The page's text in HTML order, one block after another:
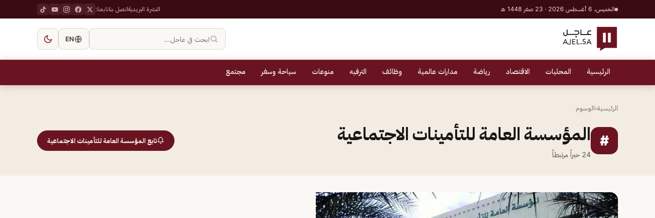
الخميس، 6 أغسطس 2026 · 23 صفر 1448 هـ النشرة البريديةاتصل بناتابعنا:
ابحث في عاجل… EN
الرئيسية المحليات الاقتصاد رياضة مدارات عالمية وظائف الترفيه منوعات سياحة وسفر مجتمع
الرئيسية‹الوسوم
# المؤسسة العامة للتأمينات الاجتماعية
24 خبراً مرتبطاً
تابع المؤسسة العامة للتأمينات الاجتماعية